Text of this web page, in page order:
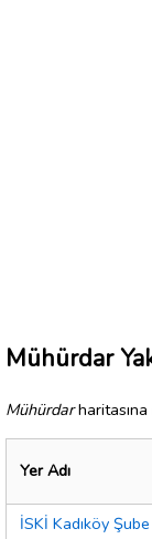
Mühürdar
Mühürdarharitasına
Yer Adı
İSKİ Kadıköy